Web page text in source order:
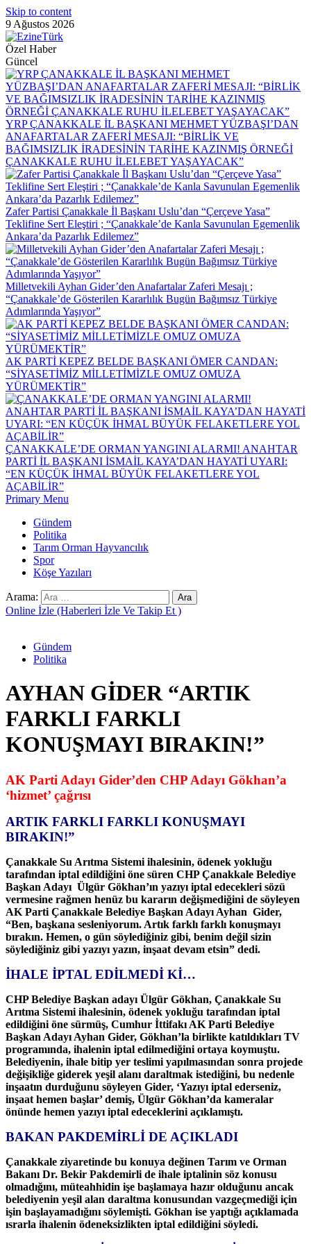
Skip to content
9 Ağustos 2026
Özel Haber
Güncel
YRP ÇANAKKALE İL BAŞKANI MEHMET YÜZBAŞI’DAN
ANAFARTALAR ZAFERİ MESAJI: “BİRLİK VE
BAĞIMSIZLIK İRADESİNİN TARİHE KAZINMIŞ ÖRNEĞİ
ÇANAKKALE RUHU İLELEBET YAŞAYACAK”
Zafer Partisi Çanakkale İl Başkanı Uslu’dan “Çerçeve Yasa”
Teklifine Sert Eleştiri ; “Çanakkale’de Kanla Savunulan Egemenlik
Ankara’da Pazarlık Edilemez”
Milletvekili Ayhan Gider’den Anafartalar Zaferi Mesajı ;
“Çanakkale’de Gösterilen Kararlılık Bugün Bağımsız Türkiye
Adımlarında Yaşıyor”
AK PARTİ KEPEZ BELDE BAŞKANI ÖMER CANDAN:
“SİYASETİMİZ MİLLETİMİZLE OMUZ OMUZA
YÜRÜMEKTİR”
ÇANAKKALE’DE ORMAN YANGINI ALARMI! ANAHTAR
PARTİ İL BAŞKANI İSMAİL KAYA’DAN HAYATİ UYARI:
“EN KÜÇÜK İHMAL BÜYÜK FELAKETLERE YOL
AÇABİLİR”
Primary Menu
Gündem
Politika
Tarım Orman Hayvancılık
Spor
Köşe Yazıları
Arama:
Online İzle (Haberleri İzle Ve Takip Et )
Gündem
Politika
AYHAN GİDER “ARTIK
FARKLI FARKLI
KONUŞMAYI BIRAKIN!”
AK Parti Adayı Gider’den CHP Adayı Gökhan’a
‘hizmet’ çağrısı
ARTIK FARKLI FARKLI KONUŞMAYI
BIRAKIN!”
Çanakkale Su Arıtma Sistemi ihalesinin, ödenek yokluğu
tarafından iptal edildiğini öne süren CHP Çanakkale Belediye
Başkan Adayı Ülgür Gökhan’ın yazıyı iptal edecekleri sözü
vermesine rağmen henüz bu kararın değişmediğini de söyleyen
AK Parti Çanakkale Belediye Başkan Adayı Ayhan Gider,
“Ben, başkana sesleniyorum. Artık farklı farklı konuşmayı
bırakın. Hemen, o gün söylediğiniz gibi, benim değil sizin
söylediğiniz gibi yazıyı yazın, inşaat devam etsin” dedi.
İHALE İPTAL EDİLMEDİ Kİ…
CHP Belediye Başkan adayı Ülgür Gökhan, Çanakkale Su
Arıtma Sistemi ihalesinin, ödenek yokluğu tarafından iptal
edildiğini öne sürmüş, Cumhur İttifakı AK Parti Belediye
Başkan Adayı Ayhan Gider, Gökhan’la birlikte katıldıkları TV
programında, ihalenin iptal edilmediğini ortaya koymuştu.
Belediyenin, ihale bitip yer teslimi yapılmasından sonra projede
değişikliğe giderek yeşil alanı daraltmak istediğini, bu nedenle
inşaatın durduğunu söyleyen Gider, ‘Yazıyı iptal ederseniz,
inşaat hemen başlar’ demiş, Ülgür Gökhan’da kameralar
önünde hemen yazıyı iptal edeceklerini açıklamıştı.
BAKAN PAKDEMİRLİ DE AÇIKLADI
Çanakkale ziyaretinde bu konuya değinen Tarım ve Orman
Bakanı Dr. Bekir Pakdemirli de ihale iptalinin söz konusu
olmadığını, müteahhidin işe başlamaya hazır olduğunu ancak
belediyenin yeşil alan daraltma konusundan vazgeçmediği için
işin başlayamadığını söylemişti. Gökhan ise yaptığı açıklamada
ısrarla ihalenin ödeneksizlikten iptal edildiğini söyledi.